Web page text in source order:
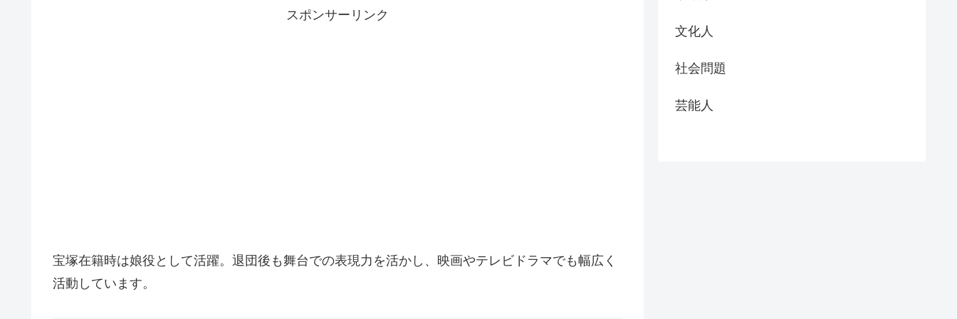
スポンサーリンク
宝塚在籍時は娘役として活躍。退団後も舞台での表現力を活かし、映画やテレビドラマでも幅広く
活動しています。
文化人
社会問題
芸能人